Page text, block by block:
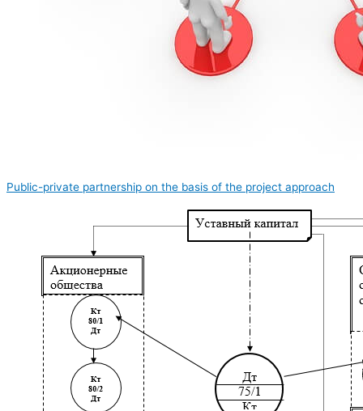
Public-private partnership on the basis of the project approach